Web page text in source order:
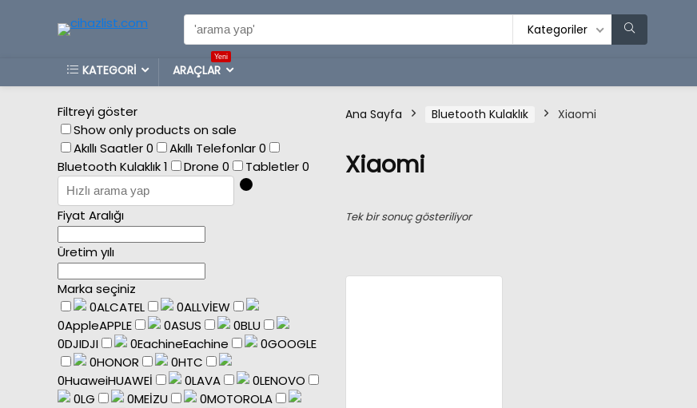
Search
for:
Kategoriler
KATEGORİ
Yeni
ARAÇLAR
Filtreyi göster
Show only products on sale
Akıllı Saatler0 Akıllı Telefonlar0
Bluetooth Kulaklık1 Drone 0 Tabletler0
Fiyat Aralığı
Üretim yılı
Marka seçiniz
0ALCATEL 0ALLVİEW
0AppleAPPLE 0ASUS 0BLU
0DJIDJI 0EachineEachine 0GOOGLE
0HONOR 0HTC
0HuaweiHUAWEİ 0LAVA 0LENOVO
0LG 0MEİZU 0MOTOROLA
Ana Sayfa Bluetooth Kulaklık Xiaomi
Xiaomi
Tek bir sonuç gösteriliyor